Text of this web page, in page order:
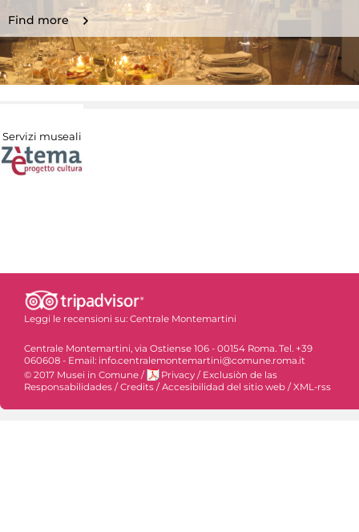
Find more
Servizi museali
Leggi le recensioni su: Centrale Montemartini
Centrale Montemartini, via Ostiense 106 - 00154 Roma. Tel. +39
060608 - Email: info.centralemontemartini@comune.roma.it
© 2017 Musei in Comune / Privacy / Exclusiòn de las
Responsabilidades /Credits /Accesibilidad del sitio web /XML-rss